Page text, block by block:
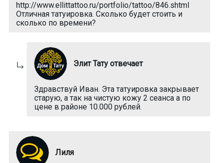
http://www.ellittattoo.ru/portfolio/tattoo/846.shtml
Отличная татуировка. Сколько будет стоить и
сколько по времени?
Элит Тату отвечает
Здравствуй Иван. Эта татуировка закрывает
старую, а так на чистую кожу 2 сеанса а по
цене в районе 10.000 рублей.
Лиля